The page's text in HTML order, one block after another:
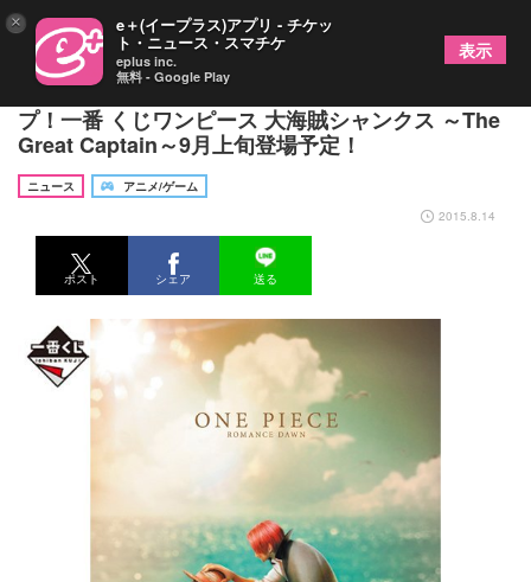
「赤髪のシャンクス」に特化した商品ラインナッ
プ！一番 くじワンピース 大海賊シャンクス ～The
Great Captain～9月上旬登場予定！
ニュース
アニメ/ゲーム
2015.8.14
ポスト シェア 送る
× e＋(イープラス)アプリ - チケッ
ト・ニュース・スマチケ
eplus inc.
無料 - Google Play
表示